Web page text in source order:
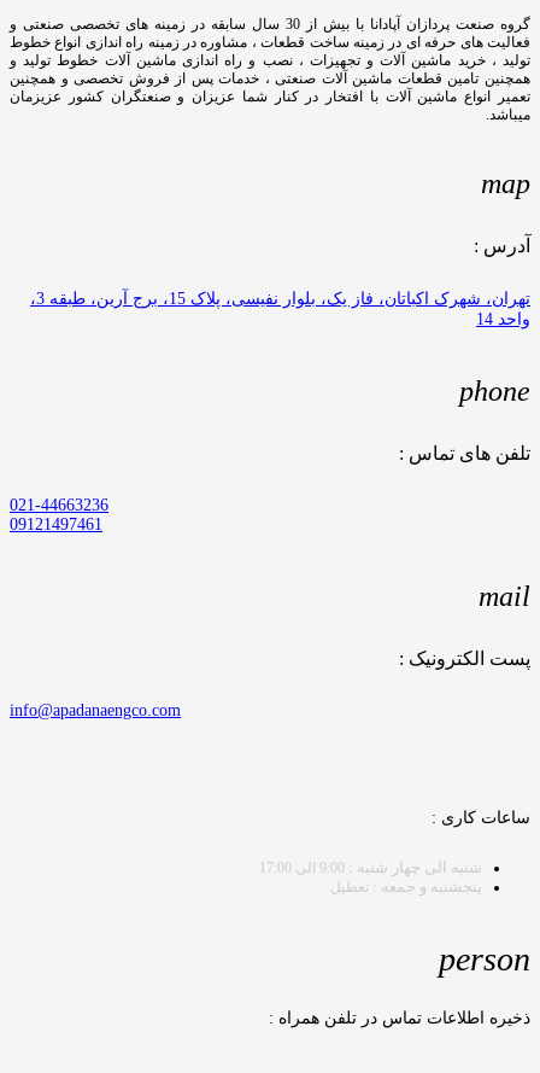
گروه صنعت پردازان آپادانا با بیش از 30 سال سابقه در زمینه های تخصصی صنعتی و
فعالیت های حرفه ای در زمینه ساخت قطعات ، مشاوره در زمینه راه اندازی انواع خطوط
تولید ، خرید ماشین آلات و تجهیزات ، نصب و راه اندازی ماشین آلات خطوط تولید و
همچنین تامین قطعات ماشین آلات صنعتی ، خدمات پس از فروش تخصصی و همچنین
تعمیر انواع ماشین آلات با افتخار در کنار شما عزیزان و صنعتگران کشور عزیزمان
میباشد.
map
آدرس :
تهران، شهرک اکباتان، فاز یک، بلوار نفیسی، پلاک 15، برج آرین، طبقه 3،
واحد 14
phone
تلفن های تماس :
021-44663236
09121497461
mail
پست الکترونیک :
info@apadanaengco.com
ساعات کاری :
شنبه الی چهار شنبه : 9:00 الی 17:00
پنجشنبه و جمعه : تعطیل
person
ذخیره اطلاعات تماس در تلفن همراه :